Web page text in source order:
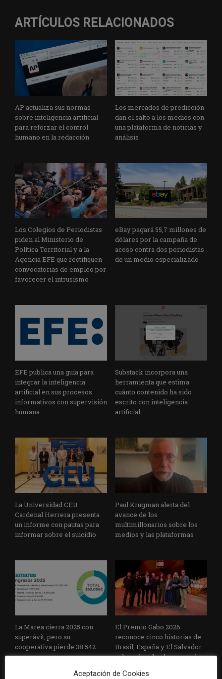
k
n
p
m
ARTÍCULOS RELACIONADOS
AP actualiza sus normas
sobre inteligencia artificial
para reforzar el control
humano en la redacción
Los mercados de predicción
dan el salto a los medios con
una plataforma de noticias y
análisis
Los Colegios de Periodistas
piden al Ministerio de
Política Territorial y a la
Agencia EFE que rectifiquen
convocatorias de empleo por
favorecer el intrusismo
eBay pagará 55,7 millones de
dólares por la campaña de
acoso contra dos periodistas
de un medio especializado
EFE publica una guía para
integrar la inteligencia
artificial en sus procesos
informativos con supervisión
humana
Substack incorpora una
herramienta que estima
cuánto contenido ha sido
escrito con inteligencia
artificial
La Universidad CEU
Cardenal Herrera presenta
un informe con pautas para
informar sobre el suicidio
Paul Krugman alerta del
avance de los
multimillonarios sobre los
medios y las plataformas
La Marea cierra 2025 con
superávit, pero su
cooperativa pierde 38.542
euros
El Premio Gabo 2026
reconoce cinco historias de
Brasil, España y El Salvador
sobre el poder, la memoria y
Aceptación de Cookies